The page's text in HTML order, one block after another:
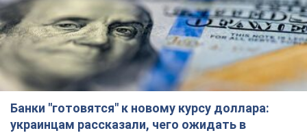
Банки "готовятся" к новому курсу доллара:
украинцам рассказали, чего ожидать в